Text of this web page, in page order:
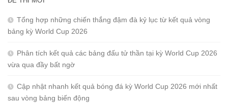
Tổng hợp những chiến thắng đậm đà kỷ lục từ kết quả vòng
bảng kỳ World Cup 2026
Phân tích kết quả các bảng đấu tử thần tại kỳ World Cup 2026
vừa qua đầy bất ngờ
Cập nhật nhanh kết quả bóng đá kỳ World Cup 2026 mới nhất
sau vòng bảng biến động